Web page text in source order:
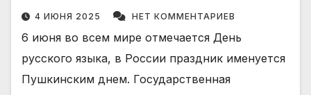
4 ИЮНЯ 2025 НЕТ КОММЕНТАРИЕВ
6 июня во всем мире отмечается День
русского языка, в России праздник именуется
Пушкинским днем. Государственная